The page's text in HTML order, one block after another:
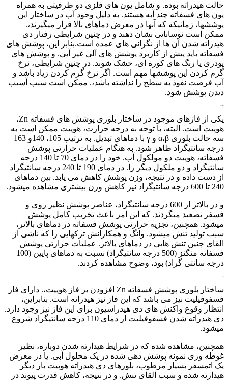
حالت هیدراته بوده. و شامل یون های فلزی دو ظرفیتی به همراه
یون های فسفاته چند آبه هستند. به دلیل وجود آب در ساختار این
پوششها، زمانیکه که آنها در معرض دماهای بالا قرار میگیرند،.
ممکن است نوساناتی نشان دهند و در چنین شرایطی رفتار دی
هیدراته شدن آن ها از نگرانی های عمده است.بنابر این، پوشش های
فسفاته باید پیش از کاربرد پوشش های آلی غیر آبی. و پوشش های
پودری یا رنگ های کوره ای، خشک شوند. در چنین شرایطی، نرخ
گرم کردن این پوششها مهم است. اگر نرخ گرم کردن زیاد باشد و
آب فرصت نفوذ به سطح را نداشته باشد،. ممکن است سبب آسیب
دیدن پوشش شود.
یکی از فازهای موجود در ساختار بلوری پوشش های فسفاته Zn،
هوپیت است. البته، با توجه به درجه حرارت، هوپیت ممکن است به
سه حالت بلوری α،β و γ با دماهای تبدیل. به ترتیب 105، 140و 163
درجه سانتیگراد ظاهر شود. به هنگام عملیات حرارتی پوشش
فسفاته، هوپیت دو مولکول آب. خود را در دمای 70 تا 140 درجه
سانتیگراد و دو ملکول دیگر را. در دمای 190 تا 240 درجه سانتیگراد
از دست داده و در نتیجه، وزن پوشش کاهش می یابد. بین دماهای
240 تا 600 درجه سانتیگراد نیز کاهش وزن بیشتری مشاهده میشود.
و در بالاتر از 600 درجه سانتیگراد، عناصر پوشش نظیر روی و
فسفر تصعید میگردند. که این امر باعث تخریب کامل پوشش
میشود. همچنین، تجزیه حرارتی پوشش فسفاته در دماهای بالاتر،
سبب تولید تنش میشود. وانگ و همکارانش ترکهایی را که ناشی از
القای چنین تنش هایی در دماهای بالاتر. عملیات حرارتی پوشش
فسفاته منگنز (500 درجه سانتیگراد) نسبت به دماهای پایین (100
درجه سانتی گراد) بود، وضوح مشاهده کردند.
ساختار بلوری پوشش فسفاته Zn افزودن بر فاز هوپیت،. دارای فاز
فسفوفیلیت نیز می باشد که این فاز نیز هیدراته است. بنابراین،
انتظار وقوع واکنش های دی هیدراسیون برای این فاز نیز وجود دارد.
دی هیدراته شدن فسفوفیلیت از دمای 110 درجه سانتیگراد شروع
میشود.
همچنین، مشاهده شده که در شرایط هیدارته شدن دوباره، نظیر
غوطه وری نمونه پوشش دهی شده در یک محلول آبی. یا در معرض
یک اتمسفر بسیار مرطوب، بلورهای دی هیدراته هوپیت بار دیگر
هیدارته شده و سبب القای تنش. و در نتیجه، کاهش قدرت پیوند در